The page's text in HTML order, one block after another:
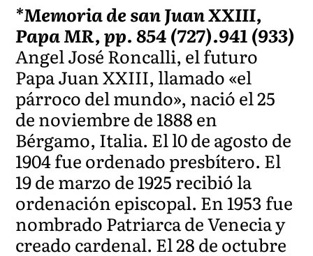
*Memoria de san Juan XXIII,
Papa MR, pp. 854 (727).941 (933)
Angel José Roncalli, el futuro
Papa Juan XXIII, llamado «el
párroco del mundo», nació el 25
de noviembre de 1888 en
Bérgamo, Italia. El l0 de agosto de
1904 fue ordenado presbítero. El
19 de marzo de 1925 recibió la
ordenación episcopal. En 1953 fue
nombrado Patriarca de Venecia y
creado cardenal. El 28 de octubre